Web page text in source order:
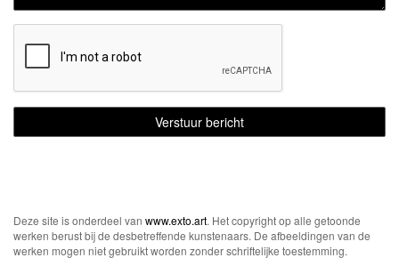
Deze site is onderdeel van www.exto.art. Het copyright op alle getoonde
werken berust bij de desbetreffende kunstenaars. De afbeeldingen van de
werken mogen niet gebruikt worden zonder schriftelijke toestemming.